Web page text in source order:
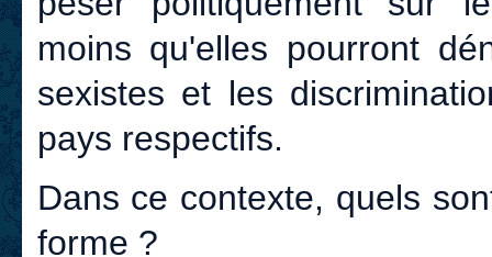
moins qu'elles pourront
sexistes et les
pays respectifs.
Dans ce contexte, quels
forme ?